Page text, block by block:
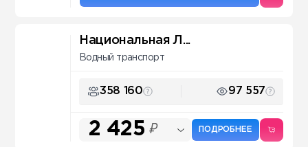
Национальная Л...
Водный транспорт
358 160 97 557
2 425 ₽ ПОДРОБНЕЕ